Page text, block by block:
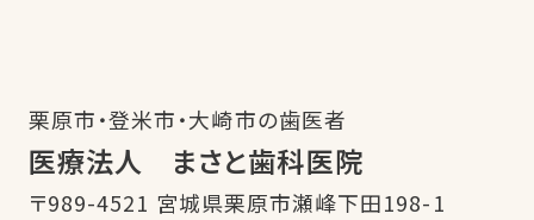
栗原市・登米市・大崎市の歯医者
医療法人 まさと歯科医院
〒989-4521 宮城県栗原市瀬峰下田198-1